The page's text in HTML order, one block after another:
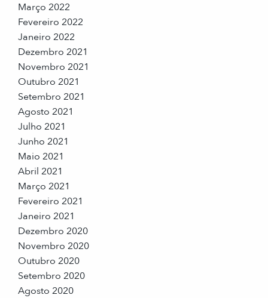
Março 2022
Fevereiro 2022
Janeiro 2022
Dezembro 2021
Novembro 2021
Outubro 2021
Setembro 2021
Agosto 2021
Julho 2021
Junho 2021
Maio 2021
Abril 2021
Março 2021
Fevereiro 2021
Janeiro 2021
Dezembro 2020
Novembro 2020
Outubro 2020
Setembro 2020
Agosto 2020